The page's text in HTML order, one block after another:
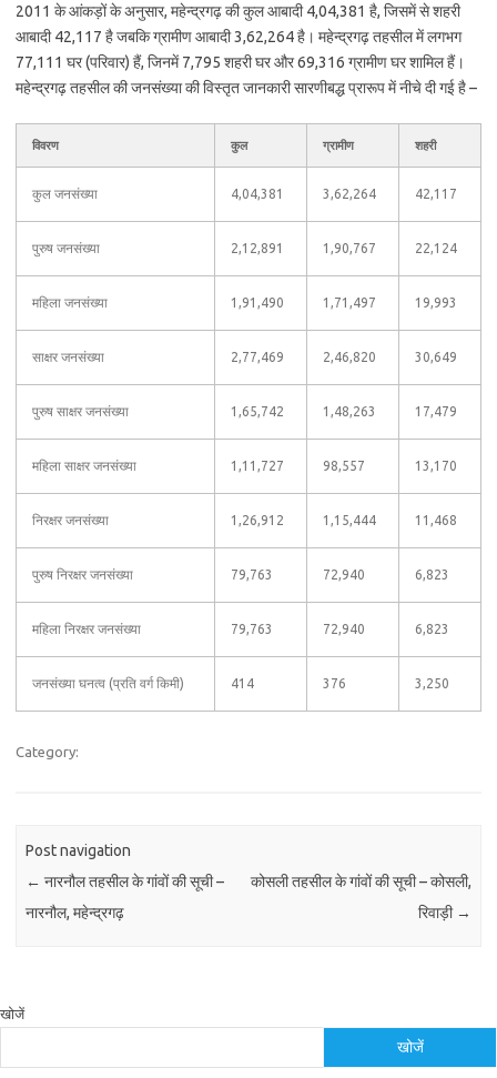
2011 के आंकड़ों के अनुसार, महेन्द्रगढ़ की कुल आबादी 4,04,381 है, जिसमें से शहरी
आबादी 42,117 है जबकि ग्रामीण आबादी 3,62,264 है। महेन्द्रगढ़ तहसील में लगभग
77,111 घर (परिवार) हैं, जिनमें 7,795 शहरी घर और 69,316 ग्रामीण घर शामिल हैं।
महेन्द्रगढ़ तहसील की जनसंख्या की विस्तृत जानकारी सारणीबद्ध प्रारूप में नीचे दी गई है –
विवरण कुल ग्रामीण शहरी
कुल जनसंख्या 4,04,381 3,62,264 42,117
पुरुष जनसंख्या 2,12,891 1,90,767 22,124
महिला जनसंख्या 1,91,490 1,71,497 19,993
साक्षर जनसंख्या 2,77,469 2,46,820 30,649
पुरुष साक्षर जनसंख्या 1,65,742 1,48,263 17,479
महिला साक्षर जनसंख्या 1,11,727 98,557 13,170
निरक्षर जनसंख्या 1,26,912 1,15,444 11,468
पुरुष निरक्षर जनसंख्या 79,763 72,940 6,823
महिला निरक्षर जनसंख्या 79,763 72,940 6,823
जनसंख्या घनत्व (प्रति वर्ग किमी) 414 376 3,250
Category:
Post navigation
← नारनौल तहसील के गांवों की सूची –
नारनौल, महेन्द्रगढ़
कोसली तहसील के गांवों की सूची – कोसली,
रिवाड़ी →
खोजें
खोजें